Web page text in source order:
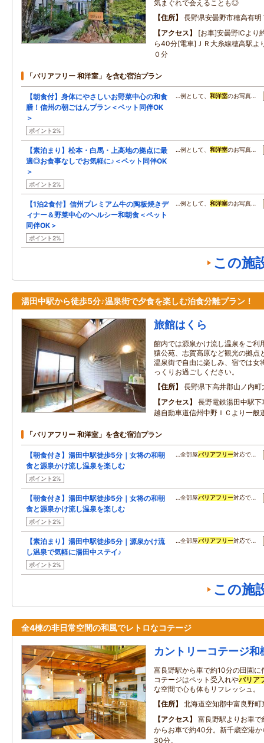
気まぐれで会えることも◎
住所
長野県安曇野市穂高有明
アクセス
[お車]安曇野ICより
ら40分[電車]ＪＲ大糸線穂高駅よ
０分
「バリアフリー 和洋室」を含む宿泊プラン
【朝食付】身体にやさしいお野菜中心の和食
膳！信州の朝ごはんプラン＜ペット同伴OK
＞
ポイント2%
…例として、 和洋室のお写真…
【素泊まり】松本・白馬・上高地の拠点に最
適◎お食事なしでお気軽に♪＜ペット同伴OK
＞
ポイント2%
…例として、 和洋室のお写真…
【1泊2食付】信州プレミアム牛の陶板焼きデ
ィナー＆野菜中心のヘルシー和朝食＜ペット
同伴OK＞
ポイント2%
…例として、 和洋室のお写真…
この施
湯田中駅から徒歩5分♪温泉街で夕食を楽しむ泊食分離プラン！
旅館はくら
館内では源泉かけ流し温泉をご利
猿公苑、志賀高原など観光の拠点
温泉街で自由に楽しみ、宿では女
っくりお過ごしください。
住所
長野県下高井郡山ノ内
アクセス
長野電鉄湯田中駅
越自動車道信州中野ＩＣより一般
「バリアフリー 和洋室」を含む宿泊プラン
【朝食付き】湯田中駅徒歩5分｜女将の和朝
食と源泉かけ流し温泉を楽しむ
ポイント2%
…全部屋バリアフリー対応で…
【朝食付き】湯田中駅徒歩5分｜女将の和朝
食と源泉かけ流し温泉を楽しむ
ポイント2%
…全部屋バリアフリー対応で…
【素泊まり】湯田中駅徒歩5分｜源泉かけ流
し温泉で気軽に湯田中ステイ♪
ポイント2%
…全部屋バリアフリー対応で…
この施
全4棟の非日常空間の和風でレトロなコテージ
カントリーコテージ和
富良野駅から車で約10分の田園
コテージはペット受入れやバリア
な空間で心も体もリフレッシュ。
住所
北海道空知郡中富良野町
アクセス
富良野駅よりお車
からお車で約40分。新千歳空港
30分。